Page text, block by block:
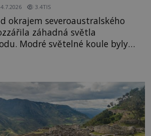
4.7.2026 3.4TIS
okrajem severoaustralského
záhadná světla
byly
dvacet minut, během nichž se
a zase mizely. Svědek, který
ze světa duchů. Záhadný
rozpoutal deb